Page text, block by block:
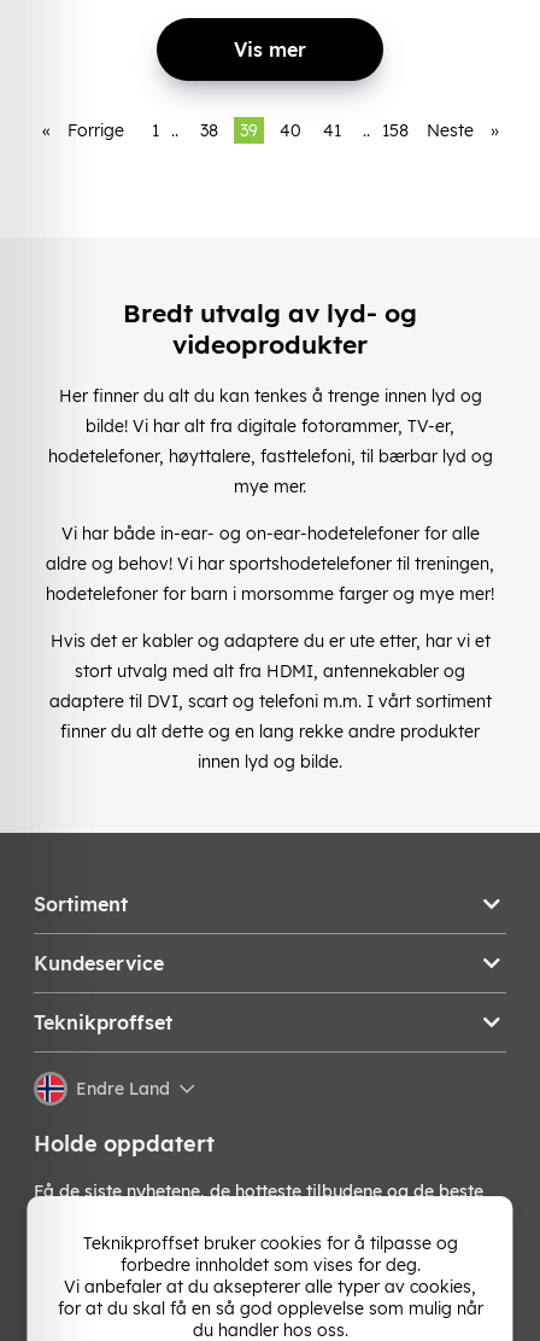
Vis mer
« Forrige 1 .. 38 39 40 41 .. 158 Neste »
Bredt utvalg av lyd- og
videoprodukter
Her finner du alt du kan tenkes å trenge innen lyd og
bilde! Vi har alt fra digitale fotorammer, TV-er,
hodetelefoner, høyttalere, fasttelefoni, til bærbar lyd og
mye mer.
Vi har både in-ear- og on-ear-hodetelefoner for alle
aldre og behov! Vi har sportshodetelefoner til treningen,
hodetelefoner for barn i morsomme farger og mye mer!
Hvis det er kabler og adaptere du er ute etter, har vi et
stort utvalg med alt fra HDMI, antennekabler og
adaptere til DVI, scart og telefoni m.m. I vårt sortiment
finner du alt dette og en lang rekke andre produkter
innen lyd og bilde.
Sortiment
Kundeservice
Teknikproffset
Endre Land
Holde oppdatert
Få de siste nyhetene, de hotteste tilbudene og de beste
nyhetsbrev!
OK
Teknikproffset bruker cookies for å tilpasse og
forbedre innholdet som vises for deg.
Vi anbefaler at du aksepterer alle typer av cookies,
for at du skal få en så god opplevelse som mulig når
du handler hos oss.